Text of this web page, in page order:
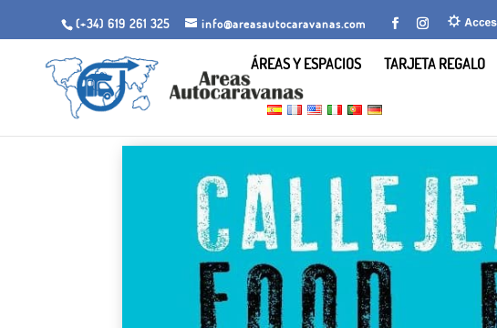
(+34) 619 261 325 info@areasautocaravanas.com
ÁREAS Y ESPACIOS TARJETA REGALO